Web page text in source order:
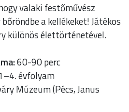
valaki festőművész
a kellékeket! Játékos
különös élettörténetével.
60-90 perc
évfolyam
Múzeum (Pécs, Janus